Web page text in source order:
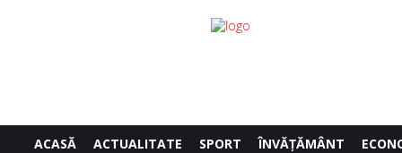
ACASĂ ACTUALITATE SPORT ÎNVĂŢĂMÂNT